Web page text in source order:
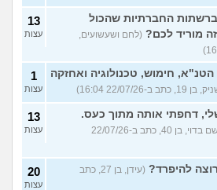
החברתיות שהכול
מוריד לכם? (לחם ושעשועים,
13
עצות
חימוש, טכנולוגיה ואחזקה
ב-22/07/26 16:04)
1
עצות
דחפתי אותה מתוך כעס.
(אלכס, שם בדוי, בן 40, כתב ב-22/07/26
13
עצות
להיפרד?
(עידן, בן 27, כתב
20
עצות